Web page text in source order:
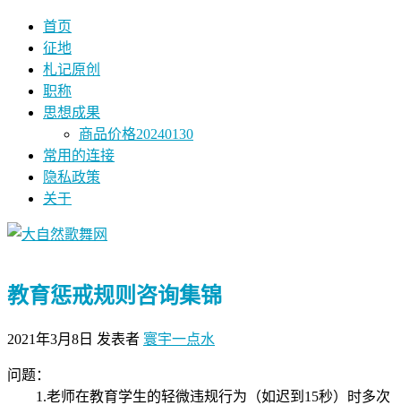
首页
征地
札记原创
职称
思想成果
商品价格20240130
常用的连接
隐私政策
关于
教育惩戒规则咨询集锦
2021年3月8日 发表者 寰宇一点水
问题：
1.老师在教育学生的轻微违规行为（如迟到15秒）时多次